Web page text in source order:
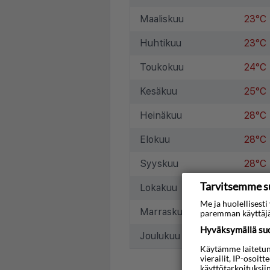
Maaliskuu 23°C
Huhtikuu 23°C
Toukokuu 24°C
Kesäkuu 25°C
Heinäkuu 28°C
Elokuu 28°C
Syyskuu 28°C
Lokakuu 26°C
Marraskuu 25°C
Joulukuu 23°C
Tarvitsemme
Me ja huolellisesti
paremman
Hyväksymällä
Käytämme
vierailit, IP-